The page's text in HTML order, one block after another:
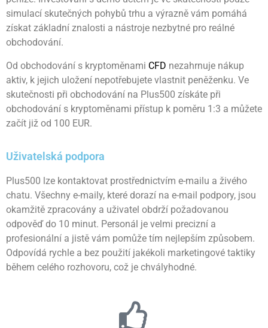
simulací skutečných pohybů trhu a výrazně vám pomáhá
získat základní znalosti a nástroje nezbytné pro reálné
obchodování.
Od obchodování s kryptoměnami CFD nezahrnuje nákup
aktiv, k jejich uložení nepotřebujete vlastnit peněženku. Ve
skutečnosti při obchodování na Plus500 získáte při
obchodování s kryptoměnami přístup k poměru 1:3 a můžete
začít již od 100 EUR.
Uživatelská podpora
Plus500 lze kontaktovat prostřednictvím e-mailu a živého
chatu. Všechny e-maily, které dorazí na e-mail podpory, jsou
okamžitě zpracovány a uživatel obdrží požadovanou
odpověď do 10 minut. Personál je velmi precizní a
profesionální a jistě vám pomůže tím nejlepším způsobem.
Odpovídá rychle a bez použití jakékoli marketingové taktiky
během celého rozhovoru, což je chvályhodné.